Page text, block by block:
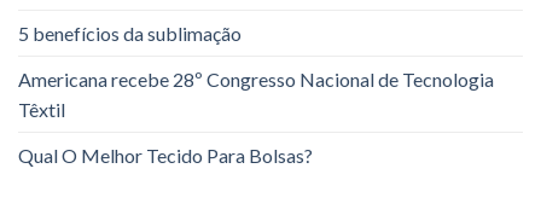
5 benefícios da sublimação
Americana recebe 28º Congresso Nacional de Tecnologia
Têxtil
Qual O Melhor Tecido Para Bolsas?